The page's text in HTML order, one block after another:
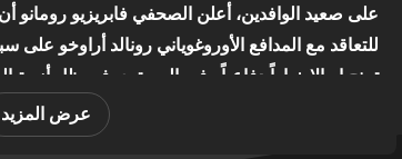
على صعيد الوافدين، أعلن الصحفي فابريزيو رومانو
للتعاقد مع المدافع الأوروغوياني رونالد أراوخو
تمنح إيرالا خياراً دفاعياً رفيع المستوى في ظل
المراهق يان ديومانديه الذي اختار ريال مدريد على
هجومياً، تشير التقارير إلى مفاوضات مع باريس سان
عرض المزيد